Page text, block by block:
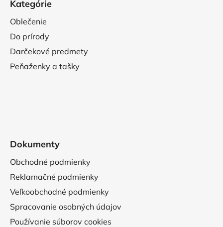
Kategórie
Oblečenie
Do prírody
Darčekové predmety
Peňaženky a tašky
Dokumenty
Obchodné podmienky
Reklamačné podmienky
Veľkoobchodné podmienky
Spracovanie osobných údajov
Používanie súborov cookies